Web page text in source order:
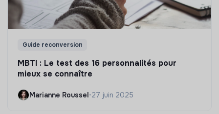
Guide reconversion
MBTI : Le test des 16 personnalités pour
mieux se connaître
Marianne Roussel•27 juin 2025